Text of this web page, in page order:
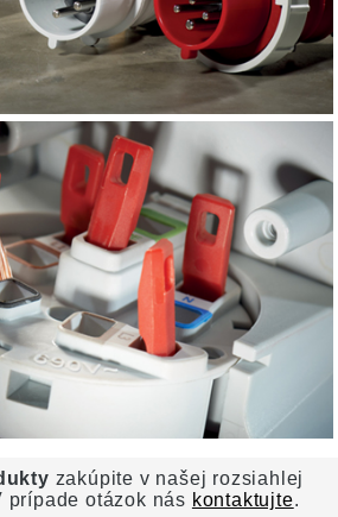
zakúpite v našej rozsiahlej
prípade otázok nás kontaktujte.